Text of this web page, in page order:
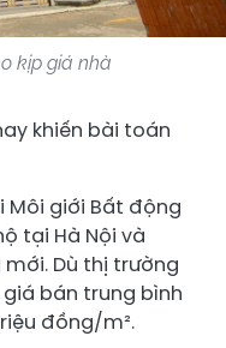
kịp giá nhà
khiến bài toán
Môi giới Bất động
tại Hà Nội và
Dù thị trường
bán trung bình
đồng/m².